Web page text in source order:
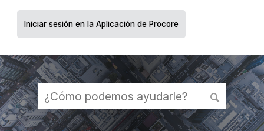
Iniciar sesión en la Aplicación de Procore